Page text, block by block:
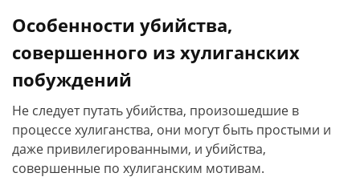
Особенности убийства,
совершенного из хулиганских
побуждений
Не следует путать убийства, произошедшие в
процессе хулиганства, они могут быть простыми и
даже привилегированными, и убийства,
совершенные по хулиганским мотивам.